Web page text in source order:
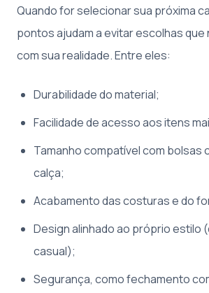
Quando for selecionar sua próxima
pontos ajudam a evitar escolhas que
com sua realidade. Entre eles:
Durabilidade do material;
Facilidade de acesso aos itens
Tamanho compatível com bolsas
calça;
Acabamento das costuras e do
Design alinhado ao próprio estilo
casual);
Segurança, como fechamento